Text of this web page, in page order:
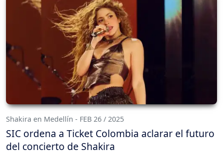
Shakira en Medellín - FEB 26 / 2025
SIC ordena a Ticket Colombia aclarar el futuro
del concierto de Shakira